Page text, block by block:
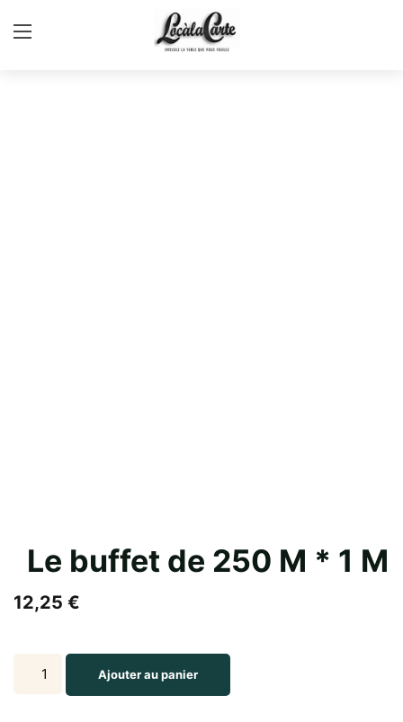
Le buffet de 250 M * 1 M
12,25 €
Ajouter au panier